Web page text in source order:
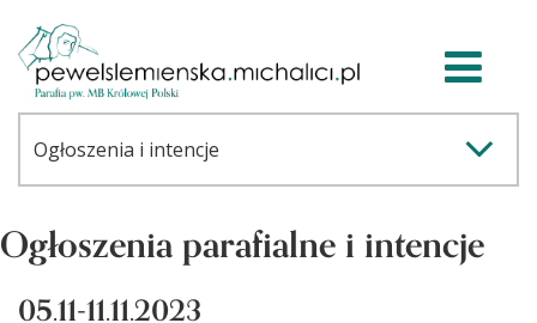
Ogłoszenia parafialne i intencje
05.11-11.11.2023